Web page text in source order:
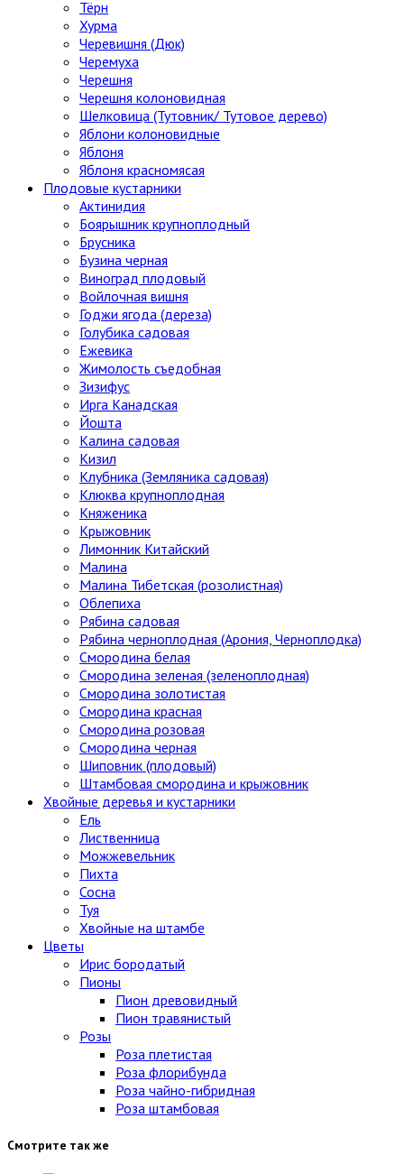
Тёрн
Хурма
Черевишня (Дюк)
Черемуха
Черешня
Черешня колоновидная
Шелковица (Тутовник/ Тутовое дерево)
Яблони колоновидные
Яблоня
Яблоня красномясая
Плодовые кустарники
Актинидия
Боярышник крупноплодный
Брусника
Бузина черная
Виноград плодовый
Войлочная вишня
Годжи ягода (дереза)
Голубика садовая
Ежевика
Жимолость съедобная
Зизифус
Ирга Канадская
Йошта
Калина садовая
Кизил
Клубника (Земляника садовая)
Клюква крупноплодная
Княженика
Крыжовник
Лимонник Китайский
Малина
Малина Тибетская (розолистная)
Облепиха
Рябина садовая
Рябина черноплодная (Арония, Черноплодка)
Смородина белая
Смородина зеленая (зеленоплодная)
Смородина золотистая
Смородина красная
Смородина розовая
Смородина черная
Шиповник (плодовый)
Штамбовая смородина и крыжовник
Хвойные деревья и кустарники
Ель
Лиственница
Можжевельник
Пихта
Сосна
Туя
Хвойные на штамбе
Цветы
Ирис бородатый
Пионы
Пион древовидный
Пион травянистый
Розы
Роза плетистая
Роза флорибунда
Роза чайно-гибридная
Роза штамбовая
Смотрите так же